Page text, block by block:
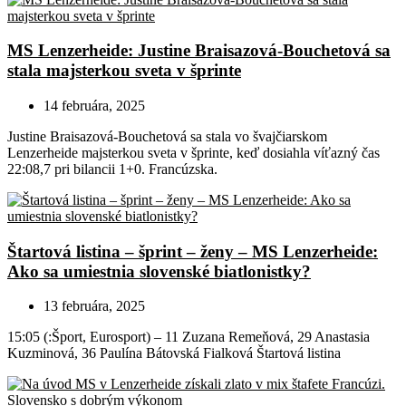
MS Lenzerheide: Justine Braisazová-Bouchetová sa
stala majsterkou sveta v šprinte
14 februára, 2025
Justine Braisazová-Bouchetová sa stala vo švajčiarskom
Lenzerheide majsterkou sveta v šprinte, keď dosiahla víťazný čas
22:08,7 pri bilancii 1+0. Francúzska.
Štartová listina – šprint – ženy – MS Lenzerheide:
Ako sa umiestnia slovenské biatlonistky?
13 februára, 2025
15:05 (:Šport, Eurosport) – 11 Zuzana Remeňová, 29 Anastasia
Kuzminová, 36 Paulína Bátovská Fialková Štartová listina